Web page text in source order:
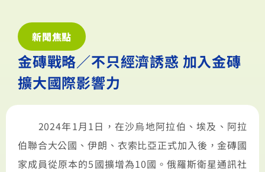
新聞焦點
金磚戰略／不只經濟誘惑 加入金磚
擴大國際影響力
2024年1月1日，在沙烏地阿拉伯、埃及、阿拉
伯聯合大公國、伊朗、衣索比亞正式加入後，金磚國
家成員從原本的5國擴增為10國。俄羅斯衛星通訊社